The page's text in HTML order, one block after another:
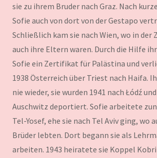
sie zu ihrem Bruder nach Graz. Nach
Sofie auch von dort von der Gestapo
Schließlich kam sie nach Wien, wo in der
auch ihre Eltern waren. Durch die Hilfe
Sofie ein Zertifikat für Palästina und
1938 Österreich über Triest nach Haifa.
nie wieder, sie wurden 1941 nach Łódź
Auschwitz deportiert. Sofie arbeitete
Tel-Yosef, ehe sie nach Tel Aviv ging, wo
Brüder lebten. Dort begann sie als
arbeiten. 1943 heiratete sie Koppel